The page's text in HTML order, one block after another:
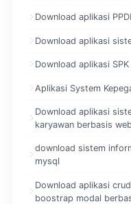
Download aplikasi
Download aplikasi
Download aplikasi
Aplikasi System
Download aplikasi
karyawan berbasis
download sistem
mysql
Download aplikasi
boostrap modal